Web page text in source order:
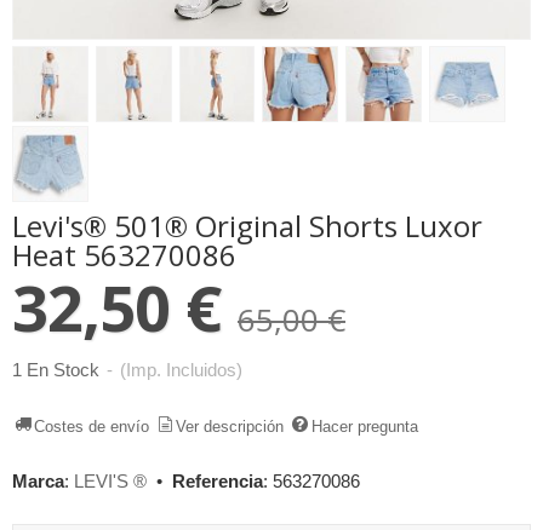
Levi's® ​501® Original Shorts Luxor
Heat 563270086
32,50 € 65,00 €
1 En Stock - (Imp. Incluidos)
Costes de envío Ver descripción Hacer pregunta
Marca: LEVI'S ® • Referencia: 563270086